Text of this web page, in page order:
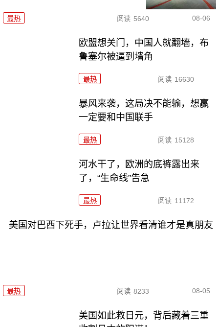
最热 阅读 5640 08-06
欧盟想关门，中国人就翻墙，布
鲁塞尔被逼到墙角
最热 阅读 16630
暴风来袭，这局决不能输，想赢
一定要和中国联手
最热 阅读 15128
河水干了，欧洲的底裤露出来
了，“生命线”告急
最热 阅读 11172
美国对巴西下死手，卢拉让世界看清谁才是真朋友
最热 阅读 8233 08-05
美国如此救日元，背后藏着三重